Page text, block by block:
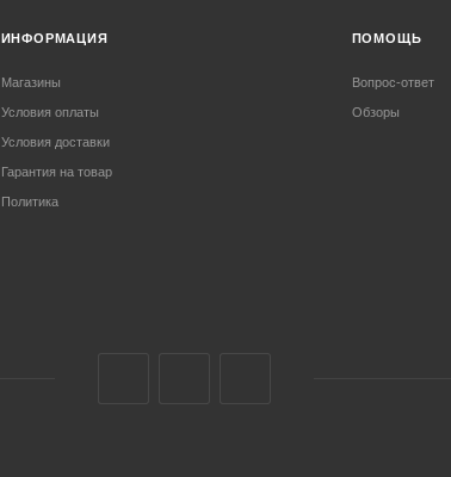
ИНФОРМАЦИЯ
Магазины
Условия оплаты
Условия доставки
Гарантия на товар
Политика
ПОМОЩЬ
Вопрос-ответ
Обзоры